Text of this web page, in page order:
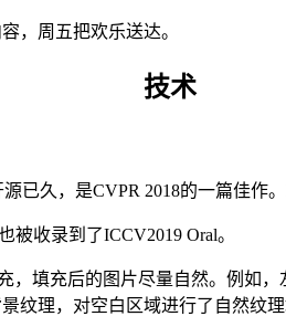
，周五把欢乐送达。
技术
已久，是CVPR 2018的一篇佳作
收录到了ICCV2019 Oral。
，填充后的图片尽量自然。例如
纹理，对空白区域进行了自然纹理